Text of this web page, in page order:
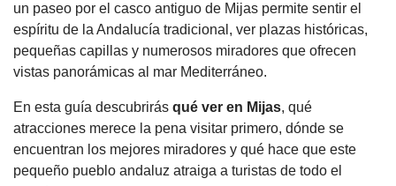
un paseo por el casco antiguo de Mijas permite sentir el
espíritu de la Andalucía tradicional, ver plazas históricas,
pequeñas capillas y numerosos miradores que ofrecen
vistas panorámicas al mar Mediterráneo.
En esta guía descubrirás qué ver en Mijas, qué
atracciones merece la pena visitar primero, dónde se
encuentran los mejores miradores y qué hace que este
pequeño pueblo andaluz atraiga a turistas de todo el